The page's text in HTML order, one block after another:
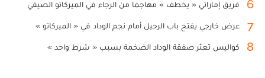
6 فريق إماراتي « يخطف » مهاجما من الرجاء في الميركاتو الصيفي
7 عرض خارجي يفتح باب الرحيل أمام نجم الوداد في « الميركاتو »
8 كواليس تعثر صفقة الوداد الضخمة بسبب « شرط واحد »